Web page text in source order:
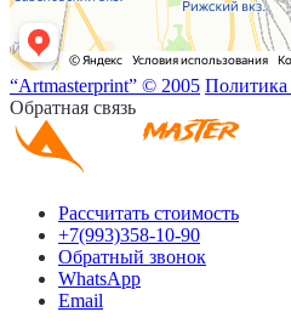
“Artmasterprint” © 2005 Политика
Обратная связь
Рассчитать стоимость
+7(993)358-10-90
Обратный звонок
WhatsApp
Email